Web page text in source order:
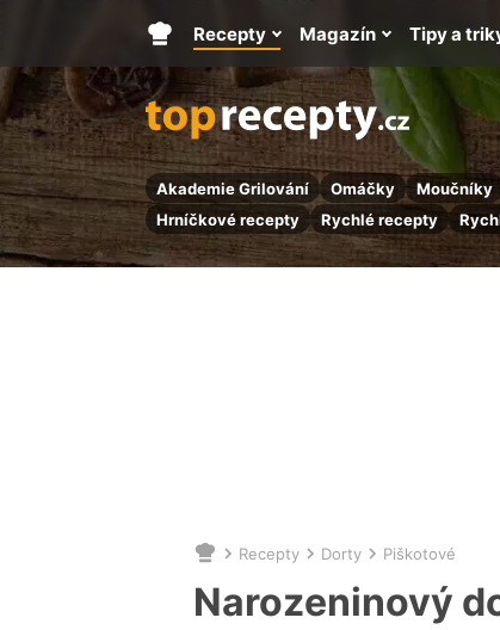
Akademie Grilování Omáčky Moučníky
Hrníčkové recepty
Rychlé recepty
Hlavní
stránka
Recepty Magazín Tipy a
Nacházíte
se
zde:
Recepty Dorty Piškotové
Narozeninový